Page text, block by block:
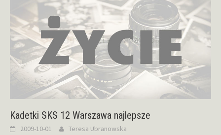
Kadetki SKS 12 Warszawa najlepsze
2009-10-01 Teresa Ubranowska